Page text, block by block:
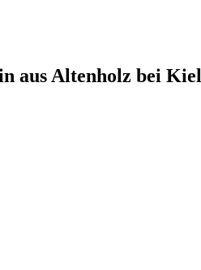
aus Altenholz bei Kiel